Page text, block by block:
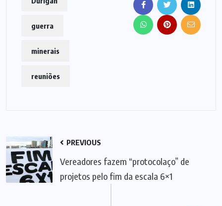
guerra
minerais
reuniões
PREVIOUS
Vereadores fazem “protocolaço” de
projetos pelo fim da escala 6×1